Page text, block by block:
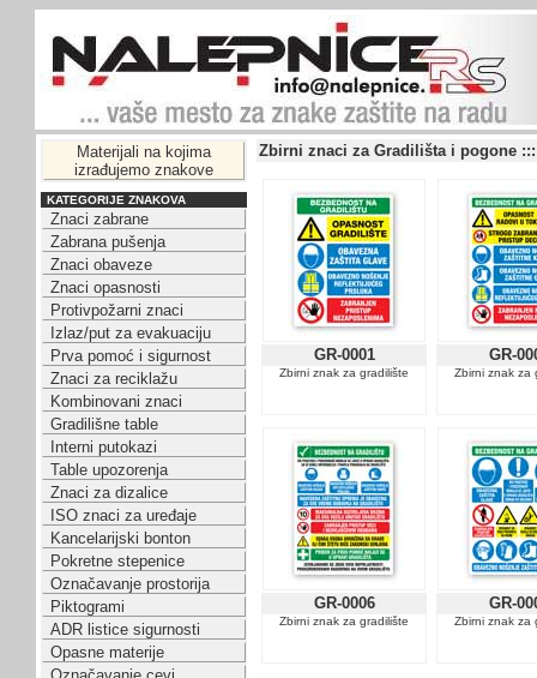
Materijali na kojima
izrađujemo znakove
KATEGORIJE ZNAKOVA
Znaci zabrane
Zabrana pušenja
Znaci obaveze
Znaci opasnosti
Protivpožarni znaci
Izlaz/put za evakuaciju
Prva pomoć i sigurnost
Znaci za reciklažu
Kombinovani znaci
Gradilišne table
Interni putokazi
Table upozorenja
Znaci za dizalice
ISO znaci za uređaje
Kancelarijski bonton
Pokretne stepenice
Označavanje prostorija
Piktogrami
ADR listice sigurnosti
Opasne materije
Zbirni znaci za Gradilišta i pogone
GR-0001
Zbirni znak za gradilište
GR-
Zbirni znak za
GR-0006
Zbirni znak za gradilište
GR-
Zbirni znak za